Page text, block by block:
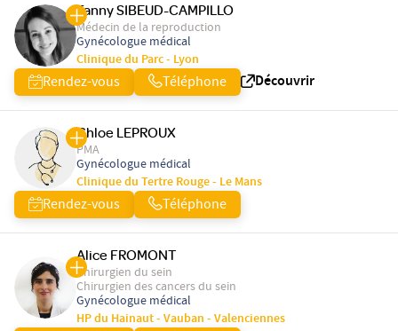
Fanny SIBEUD-CAMPILLO
Médecin de la reproduction
Gynécologue médical
Clinique du Parc - Lyon
Rendez-vous Téléphone Découvrir
Chloe LEPROUX
PMA
Gynécologue médical
Clinique du Tertre Rouge - Le Mans
Rendez-vous Téléphone
Alice FROMONT
Chirurgien du sein
Chirurgien des cancers du sein
Gynécologue médical
HP du Hainaut - Vauban - Valenciennes